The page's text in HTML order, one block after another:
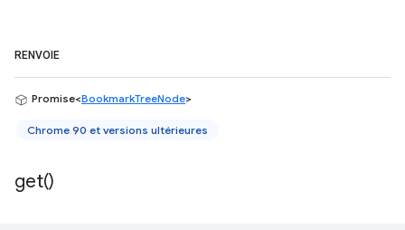
RENVOIE
Promise<BookmarkTreeNode>
Chrome 90 et versions ultérieures
get()